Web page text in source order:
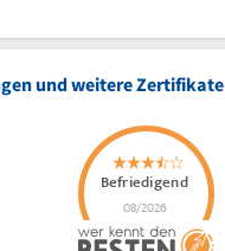
und weitere Zertifikate